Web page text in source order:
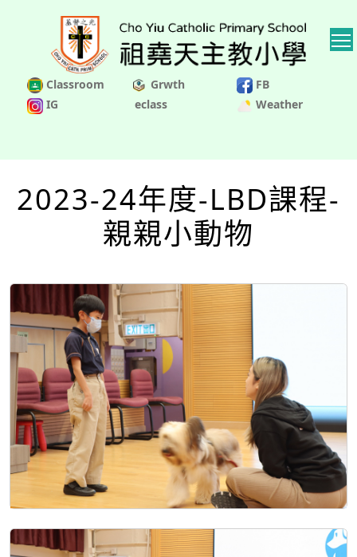
Classroom Grwth
FB
IG
eclass Weather
2023-24年度-LBD課程-
親親小動物